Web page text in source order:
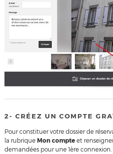
2- CRÉEZ UN COMPTE
Pour constituer votre dossier de
la rubrique Mon compteet
demandées pour une 1ère connexion.